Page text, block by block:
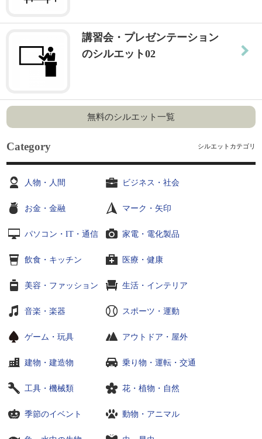
講習会・プレゼンテーション
のシルエット02
無料のシルエット一覧
Category シルエットカテゴリ
人物・人間 ビジネス・社会
お金・金融 マーク・矢印
パソコン・IT・通信 家電・電化製品
飲食・キッチン 医療・健康
美容・ファッション 生活・インテリア
音楽・楽器 スポーツ・運動
ゲーム・玩具 アウトドア・屋外
建物・建造物 乗り物・運転・交通
工具・機械類 花・植物・自然
季節のイベント 動物・アニマル